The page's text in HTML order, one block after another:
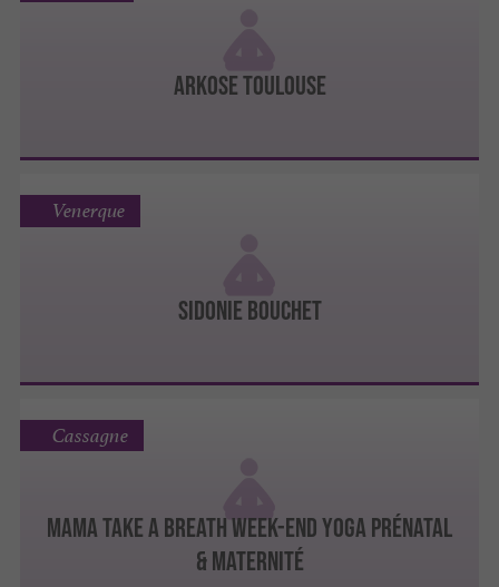
Arkose Toulouse
Sidonie Bouchet
Venerque
Mama take a Breath week-end yoga prénatal
& maternité
Cassagne